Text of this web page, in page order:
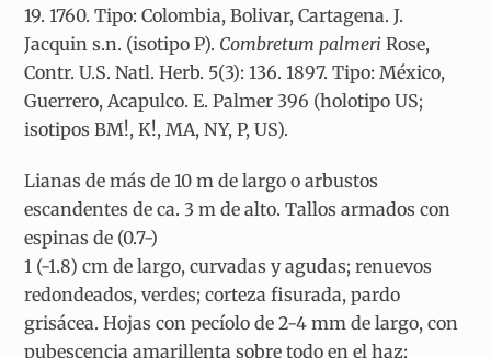
19. 1760. Tipo: Colombia, Bolivar, Cartagena. J.
Jacquin s.n. (isotipo P). Combretum palmeri Rose,
Contr. U.S. Natl. Herb. 5(3): 136. 1897. Tipo: México,
Guerrero, Acapulco. E. Palmer 396 (holotipo US;
isotipos BM!, K!, MA, NY, P, US).
Lianas de más de 10 m de largo o arbustos
escandentes de ca. 3 m de alto. Tallos armados con
espinas de (0.7-)
1 (-1.8) cm de largo, curvadas y agudas; renuevos
redondeados, verdes; corteza fisurada, pardo
grisácea. Hojas con pecíolo de 2-4 mm de largo, con
pubescencia amarillenta sobre todo en el haz;